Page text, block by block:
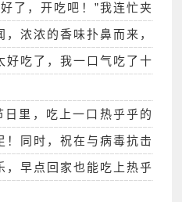
了，开吃吧！”我连忙夹
浓浓的香味扑鼻而来，
好吃了，我一口气吃了十
里，吃上一口热乎乎的
！同时，祝在与病毒抗击
，早点回家也能吃上热乎